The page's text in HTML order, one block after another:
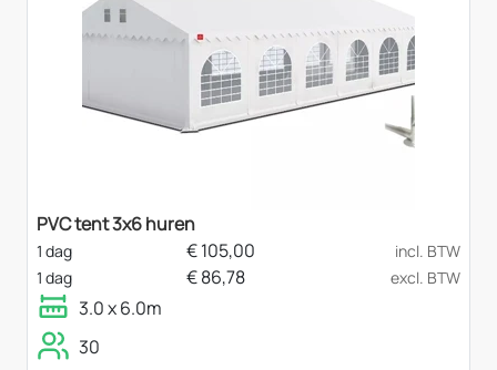
PVC tent 3x6 huren
1 dag €105,00
incl. BTW
1 dag
€86,78 excl. BTW
3.0 x 6.0m
30